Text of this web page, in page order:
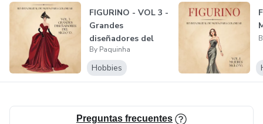
FIGURINO - VOL 3 -
Grandes
diseñadores del
siglo XX
By Paquinha
Hobbies
Preguntas frecuentes